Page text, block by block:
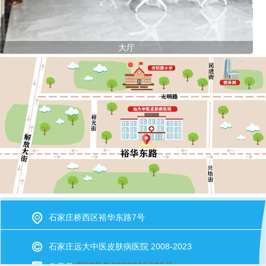
大厅
石家庄桥西区裕华东路7号
石家庄远大中医皮肤病医院 2008-2023